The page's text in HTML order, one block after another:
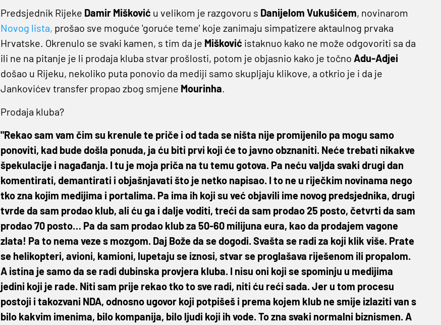
Predsjednik Rijeke Damir Mišković u velikom je razgovoru s Danijelom Vukušićem, novinarom
Novog lista, prošao sve moguće 'goruće teme' koje zanimaju simpatizere aktaulnog prvaka
Hrvatske. Okrenulo se svaki kamen, s tim da je Mišković istaknuo kako ne može odgovoriti sa da
ili ne na pitanje je li prodaja kluba stvar prošlosti, potom je objasnio kako je točno Adu-Adjei
došao u Rijeku, nekoliko puta ponovio da mediji samo skupljaju klikove, a otkrio je i da je
Jankovićev transfer propao zbog smjene Mourinha.
Prodaja kluba?
"Rekao sam vam čim su krenule te priče i od tada se ništa nije promijenilo pa mogu samo
ponoviti, kad bude došla ponuda, ja ću biti prvi koji će to javno obznaniti. Neće trebati nikakve
špekulacije i nagađanja. I tu je moja priča na tu temu gotova. Pa neću valjda svaki drugi dan
komentirati, demantirati i objašnjavati što je netko napisao. I to ne u riječkim novinama nego
tko zna kojim medijima i portalima. Pa ima ih koji su već objavili ime novog predsjednika, drugi
tvrde da sam prodao klub, ali ću ga i dalje voditi, treći da sam prodao 25 posto, četvrti da sam
prodao 70 posto… Pa da sam prodao klub za 50-60 milijuna eura, kao da prodajem vagone
zlata! Pa to nema veze s mozgom. Daj Bože da se dogodi. Svašta se radi za koji klik više. Prate
se helikopteri, avioni, kamioni, lupetaju se iznosi, stvar se proglašava riješenom ili propalom.
A istina je samo da se radi dubinska provjera kluba. I nisu oni koji se spominju u medijima
jedini koji je rade. Niti sam prije rekao tko to sve radi, niti ću reći sada. Jer u tom procesu
postoji i takozvani NDA, odnosno ugovor koji potpišeš i prema kojem klub ne smije izlaziti van s
bilo kakvim imenima, bilo kompanija, bilo ljudi koji ih vode. To zna svaki normalni biznismen. A